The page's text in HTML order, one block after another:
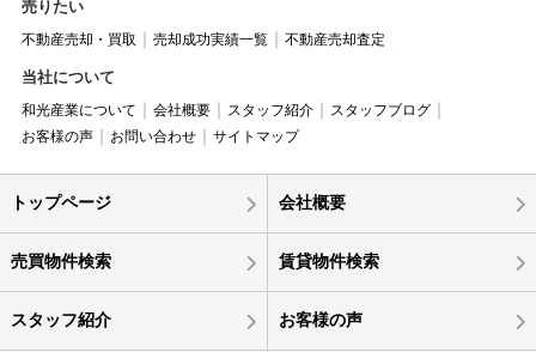
売りたい
不動産売却・買取 売却成功実績一覧 不動産売却査定
当社について
和光産業について 会社概要 スタッフ紹介
スタッフブログ
お客様の声
お問い合わせ サイトマップ
トップページ 会社概要
売買物件検索 賃貸物件検索
スタッフ紹介 お客様の声